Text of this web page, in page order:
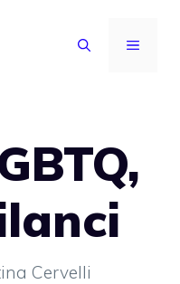
MENU
Cervelli